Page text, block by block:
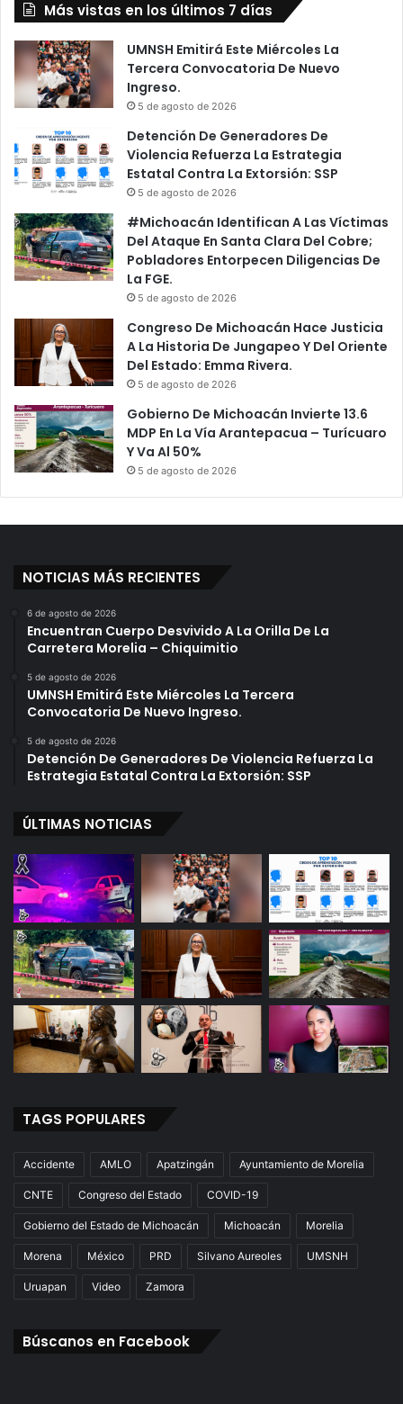
Más vistas en los últimos 7 días
UMNSH Emitirá Este Miércoles La
Tercera Convocatoria De Nuevo
Ingreso.
5 de agosto de 2026
Detención De Generadores De
Violencia Refuerza La Estrategia
Estatal Contra La Extorsión: SSP
5 de agosto de 2026
#Michoacán Identifican A Las Víctimas
Del Ataque En Santa Clara Del Cobre;
Pobladores Entorpecen Diligencias De
La FGE.
5 de agosto de 2026
Congreso De Michoacán Hace Justicia
A La Historia De Jungapeo Y Del Oriente
Del Estado: Emma Rivera.
5 de agosto de 2026
Gobierno De Michoacán Invierte 13.6
MDP En La Vía Arantepacua – Turícuaro
Y Va Al 50%
5 de agosto de 2026
NOTICIAS MÁS RECIENTES
6 de agosto de 2026
Encuentran Cuerpo Desvivido A La Orilla De La
Carretera Morelia – Chiquimitio
5 de agosto de 2026
UMNSH Emitirá Este Miércoles La Tercera
Convocatoria De Nuevo Ingreso.
5 de agosto de 2026
Detención De Generadores De Violencia Refuerza La
Estrategia Estatal Contra La Extorsión: SSP
ÚLTIMAS NOTICIAS
TAGS POPULARES
Accidente AMLO Apatzingán Ayuntamiento de Morelia
CNTE Congreso del Estado COVID-19
Gobierno del Estado de Michoacán Michoacán Morelia
Morena México PRD Silvano Aureoles UMSNH
Uruapan Video Zamora
Búscanos en Facebook